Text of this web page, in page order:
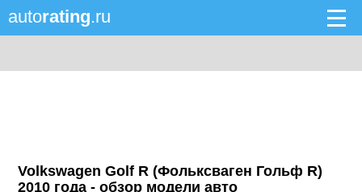
autorating.ru
Volkswagen Golf R (Фольксваген Гольф R)
2010 года - обзор модели авто